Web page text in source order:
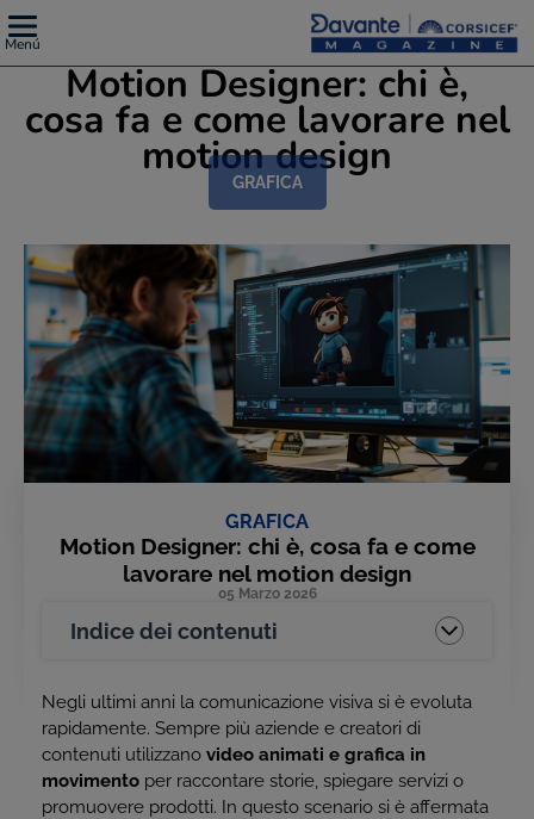
Menú
Motion Designer: chi è,
cosa fa e come lavorare nel
motion design
GRAFICA
GRAFICA
Motion Designer: chi è, cosa fa e come
lavorare nel motion design
05 Marzo 2026
Indice dei contenuti
Negli ultimi anni la comunicazione visiva si è evoluta
rapidamente. Sempre più aziende e creatori di
contenuti utilizzano video animati e grafica in
movimento per raccontare storie, spiegare servizi o
promuovere prodotti. In questo scenario si è affermata